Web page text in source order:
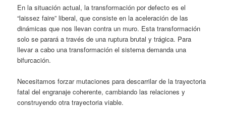
En la situación actual, la transformación por defecto es el
“laissez faire” liberal, que consiste en la aceleración de las
dinámicas que nos llevan contra un muro. Esta transformación
solo se parará a través de una ruptura brutal y trágica. Para
llevar a cabo una transformación el sistema demanda una
bifurcación.
Necesitamos forzar mutaciones para descarrilar de la trayectoria
fatal del engranaje coherente, cambiando las relaciones y
construyendo otra trayectoria viable.